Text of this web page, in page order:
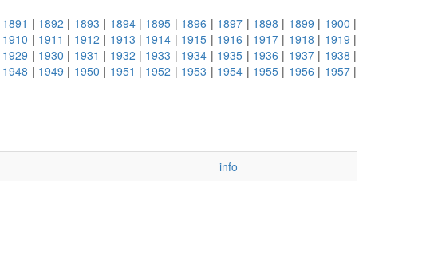
1891 | 1892 | 1893 | 1894| 1895 | 1896 | 1897 | 1898 | 1899 | 1900 |
1910 | 1911 | 1912 | 1913 | 1914 | 1915 | 1916 | 1917 | 1918 | 1919 |
1929 | 1930 | 1931 | 1932 | 1933 | 1934 | 1935 | 1936 | 1937| 1938 |
1948 | 1949 | 1950 | 1951 | 1952 | 1953 | 1954 | 1955 | 1956 | 1957|
info